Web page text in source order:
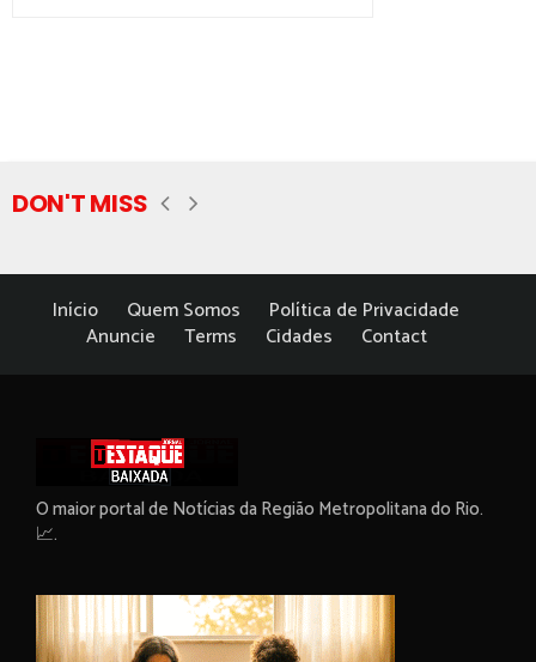
DON'T MISS
Início Quem Somos
Política de Privacidade
Anuncie
Terms Cidades Contact
O maior portal de Notícias da Região Metropolitana do Rio.
📈.